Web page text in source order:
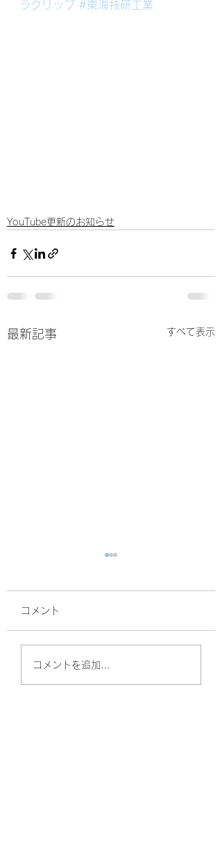
ラクリップ #東海技研工業
YouTube更新のお知らせ
最新記事 すべて表示
コメント
コメントを追加…